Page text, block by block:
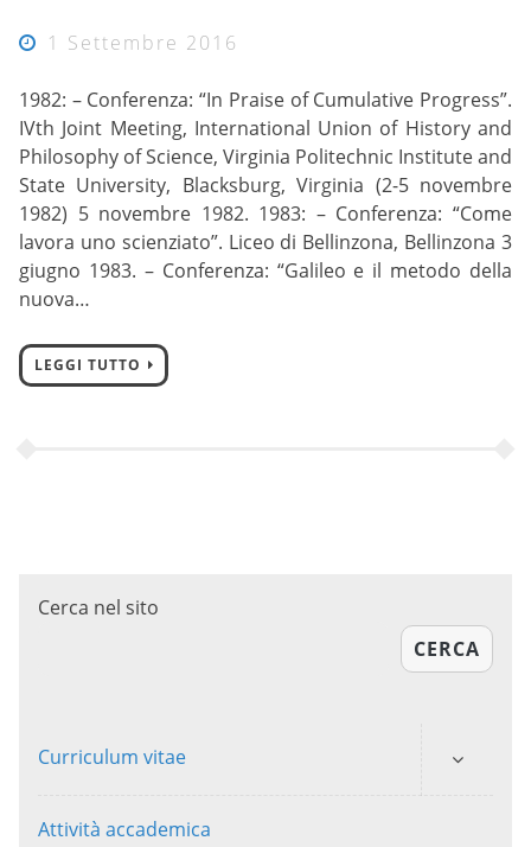
1 Settembre 2016
1982: – Conferenza: “In Praise of Cumulative Progress”.
IVth Joint Meeting, International Union of History and
Philosophy of Science, Virginia Politechnic Institute and
State University, Blacksburg, Virginia (2-5 novembre
1982) 5 novembre 1982. 1983: – Conferenza: “Come
lavora uno scienziato”. Liceo di Bellinzona, Bellinzona 3
giugno 1983. – Conferenza: “Galileo e il metodo della
nuova…
LEGGI TUTTO
Cerca nel sito
CERCA
Curriculum vitae
Attività accademica